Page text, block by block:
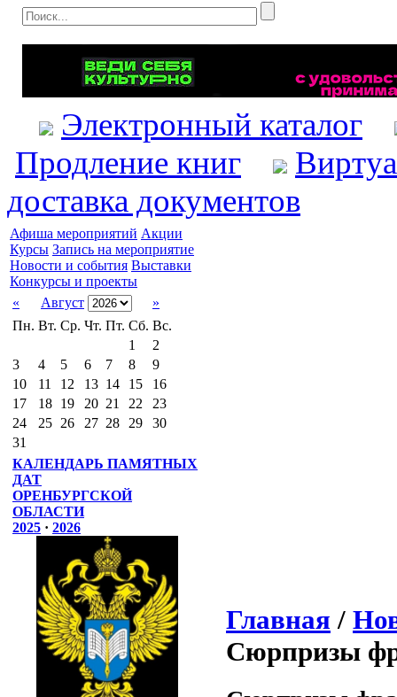
Электронный каталог
Продление книг
доставка документов
Афиша мероприятий Акции
Курсы Запись на мероприятие
Новости и события Выставки
Конкурсы и проекты
«
Август
»
Пн. Вт. Ср. Чт. Пт. Сб. Вс.
1
2
3
4 5 6 7 8
9
10
11 12 13 14 15
16
17
18 19 20 21 22
23
24
25 26 27 28 29
30
31
КАЛЕНДАРЬ ПАМЯТНЫХ
ДАТ
ОРЕНБУРГСКОЙ
ОБЛАСТИ
2025 · 2026
Главная /
Сюрпризы